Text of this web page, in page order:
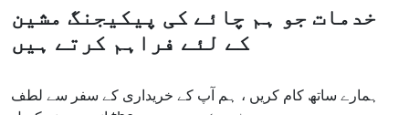
خدمات جو ہم چائے کی پیکیجنگ مشین
کے لئے فراہم کرتے ہیں
ہمارے ساتھ کام کریں ، ہم آپ کے خریداری کے سفر سے لطف